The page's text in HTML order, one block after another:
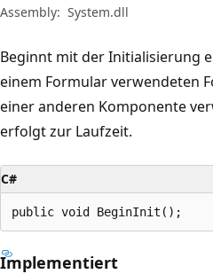
Assembly: System.dll
Beginnt mit der Initialisierung
einem Formular verwendeten
einer anderen Komponente
erfolgt zur Laufzeit.
C#
public void BeginInit();
Implementiert